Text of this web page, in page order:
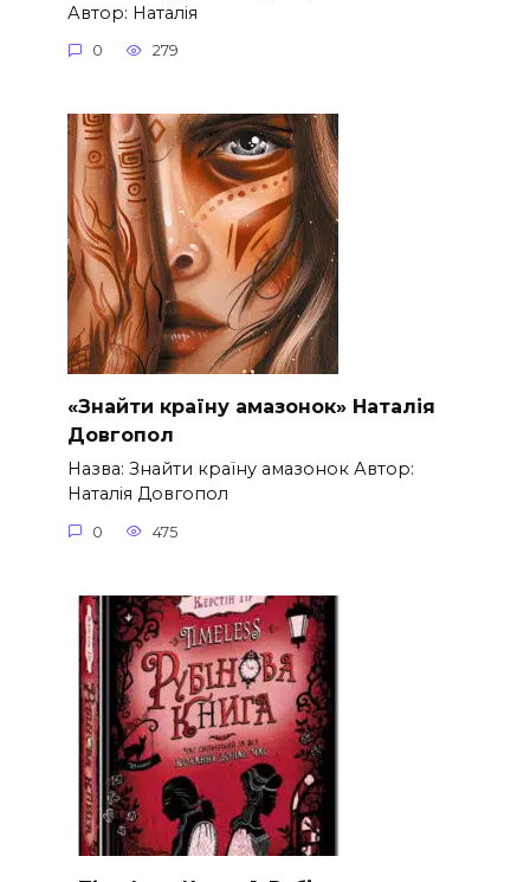
Автор: Наталія
0 279
«Знайти країну амазонок» Наталія
Довгопол
Назва: Знайти країну амазонок Автор:
Наталія Довгопол
0 475